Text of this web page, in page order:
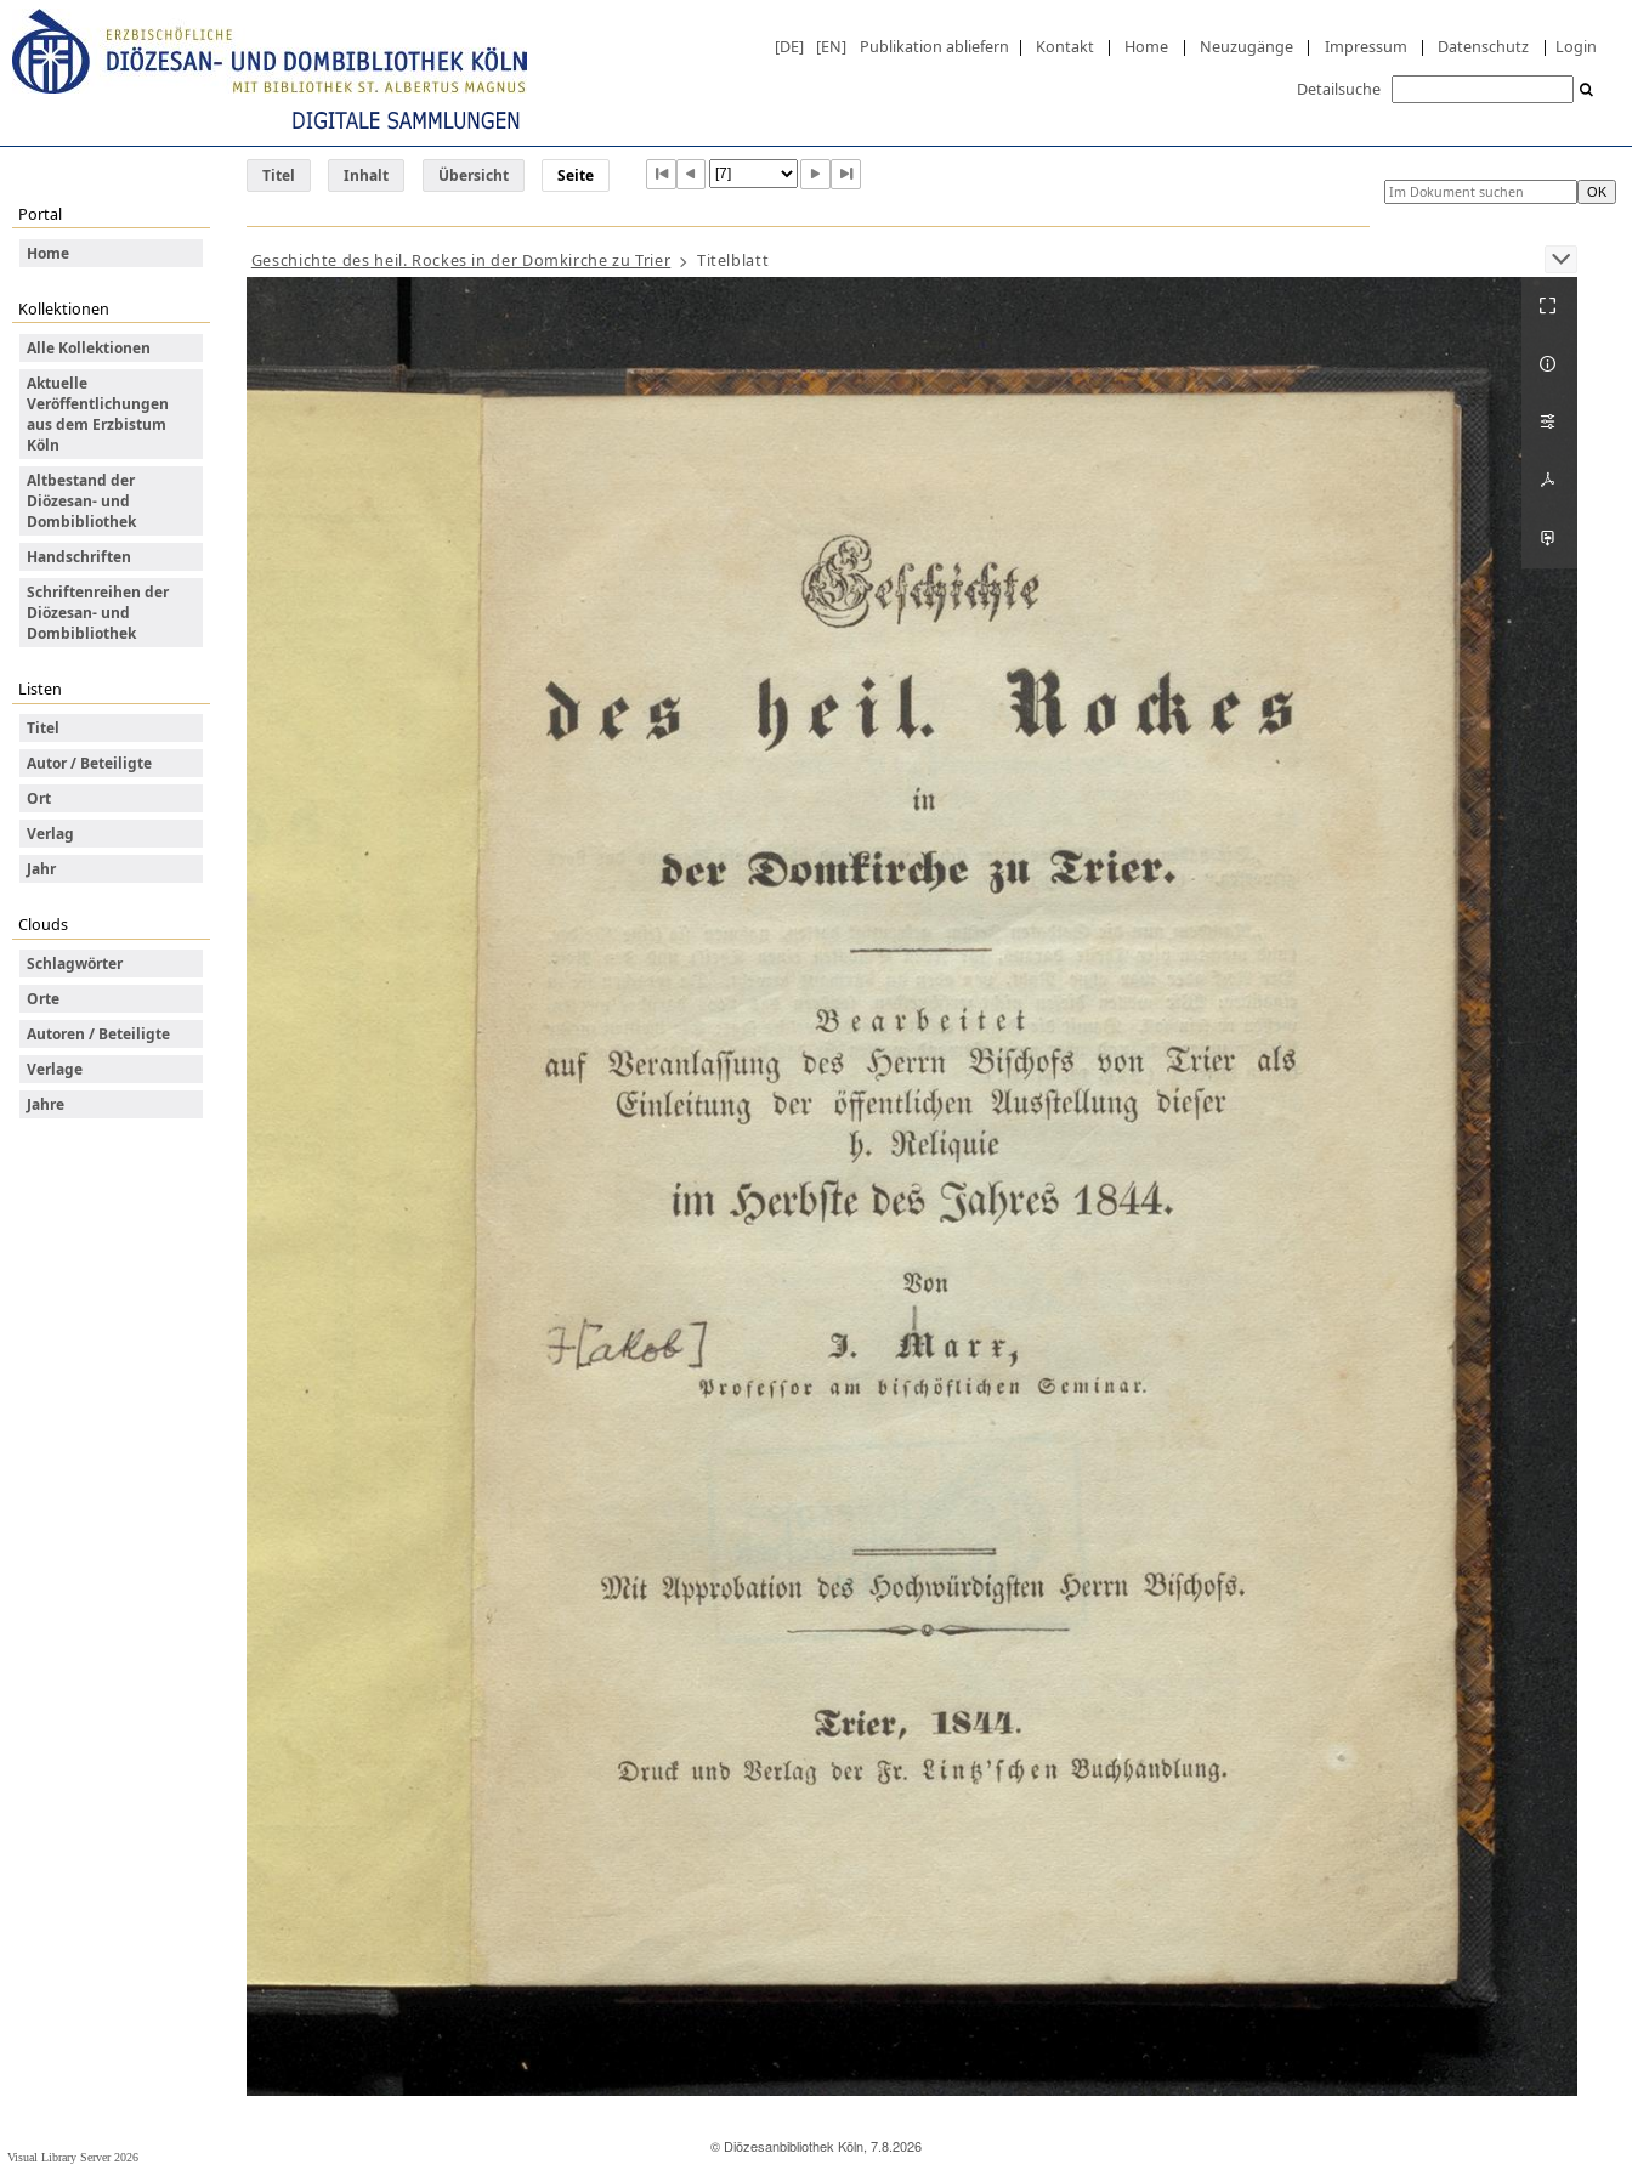
© Diözesanbibliothek Köln, 7.8.2026
Visual Library Server 2026
[DE] [EN] Publikation abliefern | Kontakt | Home | Neuzugänge | Impressum | Datenschutz | Login
Detailsuche
Titel Inhalt Übersicht Seite
Portal
Home
Kollektionen
Alle Kollektionen
Aktuelle
Veröffentlichungen
aus dem Erzbistum
Köln
Altbestand der
Diözesan- und
Dombibliothek
Handschriften
Schriftenreihen der
Diözesan- und
Dombibliothek
Listen
Titel
Autor / Beteiligte
Ort
Verlag
Jahr
Clouds
Schlagwörter
Orte
Autoren / Beteiligte
Verlage
Jahre
Geschichte des heil. Rockes in der Domkirche zu Trier Titelblatt